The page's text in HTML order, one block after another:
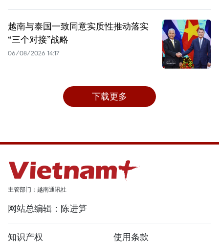
越南与泰国一致同意实质性推动落实
“三个对接”战略
06/08/2026 14:17
下载更多
主管部门：越南通讯社
网站总编辑：陈进笋
知识产权
使用条款